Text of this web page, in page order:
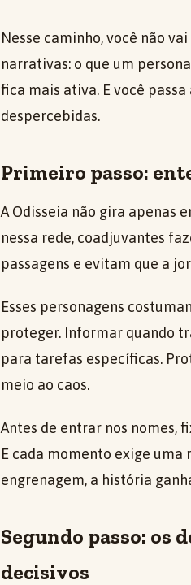
Nesse caminho, você não
narrativas: o que um
fica mais ativa. E você
despercebidas.
Primeiro passo:
A Odisseia não gira apenas
nessa rede, coadjuvantes
passagens e evitam que a
Esses personagens
proteger. Informar quando
para tarefas específicas.
meio ao caos.
Antes de entrar nos nomes,
E cada momento exige uma
engrenagem, a história
Segundo passo: os
decisivos